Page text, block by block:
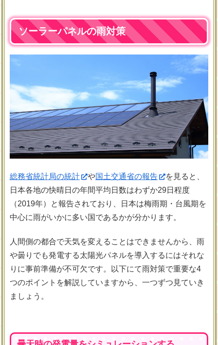
ソーラーパネルの雨対策
総務省統計局の統計 や国土交通省の報告
を見ると、
日本各地の快晴日の年間平均日数はわずか29日程度
（2019年）と報告されており、日本は梅雨期・台風期を
中心に雨がいかに多い国であるかが分かります。
人間側の都合で天気を変えることはできませんから、雨
や曇りでも発電する太陽光パネルを導入するにはそれな
りに事前準備が不可欠です。以下にて雨対策で重要な4
つのポイントを解説していますから、一つずつ見ていき
ましょう。